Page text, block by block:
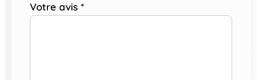
Votre avis *